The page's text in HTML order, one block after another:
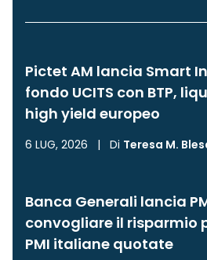
Pictet AM lancia Smart
fondo UCITS con BTP,
high yield europeo
6 LUG, 2026 | Di Teresa M.
Banca Generali lancia
convogliare il risparmio
PMI italiane quotate